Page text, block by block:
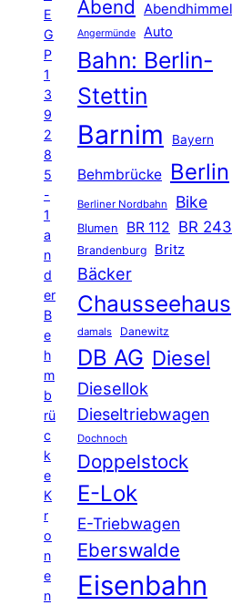
E
G
P
1
3
9
2
8
5
-
1
a
n
d
er
B
e
h
m
b
rü
c
k
e
K
r
o
n
e
n
Abend Abendhimmel
Angermünde Auto
Bahn: Berlin-
Stettin
Barnim Bayern
Behmbrücke Berlin
Berliner Nordbahn Bike
Blumen BR 112 BR 243
Brandenburg Britz
Bäcker
Chausseehaus
damals Danewitz
DB AG Diesel
Diesellok
Dieseltriebwagen
Dochnoch
Doppelstock
E-Lok
E-Triebwagen
Eberswalde
Eisenbahn